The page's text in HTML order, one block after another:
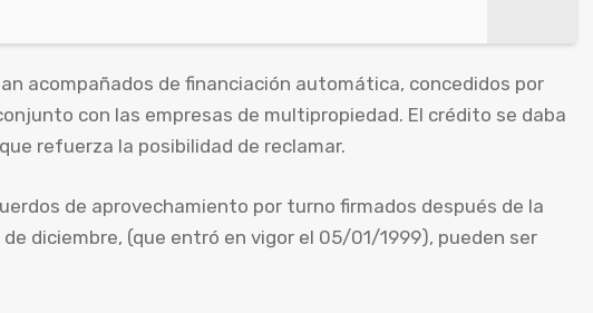
acompañados de financiación automática, concedidos por
con las empresas de multipropiedad. El crédito se daba
refuerza la posibilidad de reclamar.
de aprovechamiento por turno firmados después de la
diciembre, (que entró en vigor el 05/01/1999), pueden ser